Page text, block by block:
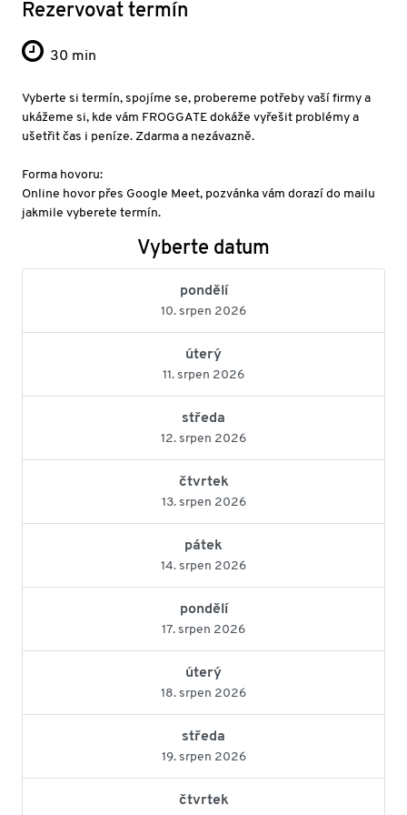
Rezervovat termín
30 min
Vyberte si termín, spojíme se, probereme potřeby vaší firmy a
ukážeme si, kde vám FROGGATE dokáže vyřešit problémy a
ušetřit čas i peníze. Zdarma a nezávazně.
Forma hovoru:
Online hovor přes Google Meet, pozvánka vám dorazí do mailu
jakmile vyberete termín.
Vyberte datum
pondělí
10. srpen 2026
úterý
11. srpen 2026
středa
12. srpen 2026
čtvrtek
13. srpen 2026
pátek
14. srpen 2026
pondělí
17. srpen 2026
úterý
18. srpen 2026
středa
19. srpen 2026
čtvrtek